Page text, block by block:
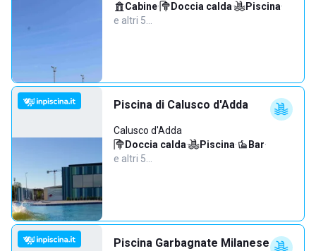
Cabine· Doccia calda· Piscina·
e altri 5…
Piscina di Calusco d'Adda
Calusco d'Adda
Doccia calda· Piscina· Bar·
e altri 5…
Piscina Garbagnate Milanese